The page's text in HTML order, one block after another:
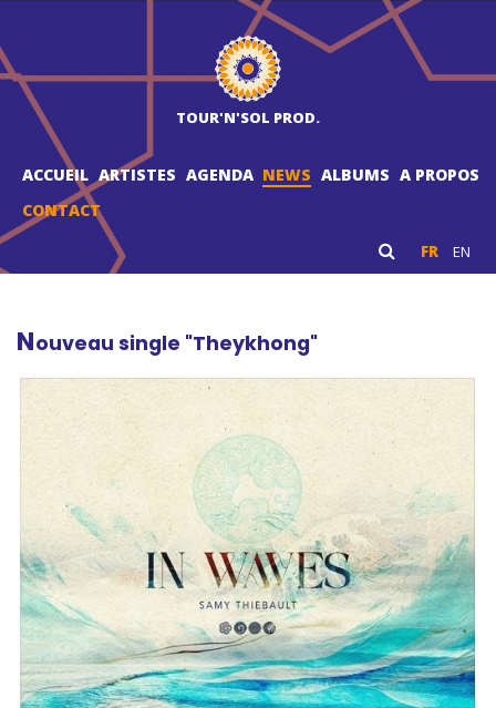
TOUR'N'SOL PROD.
ACCUEIL ARTISTES AGENDA NEWS ALBUMS A PROPOS
CONTACT
FR EN
Nouveau single "Theykhong"